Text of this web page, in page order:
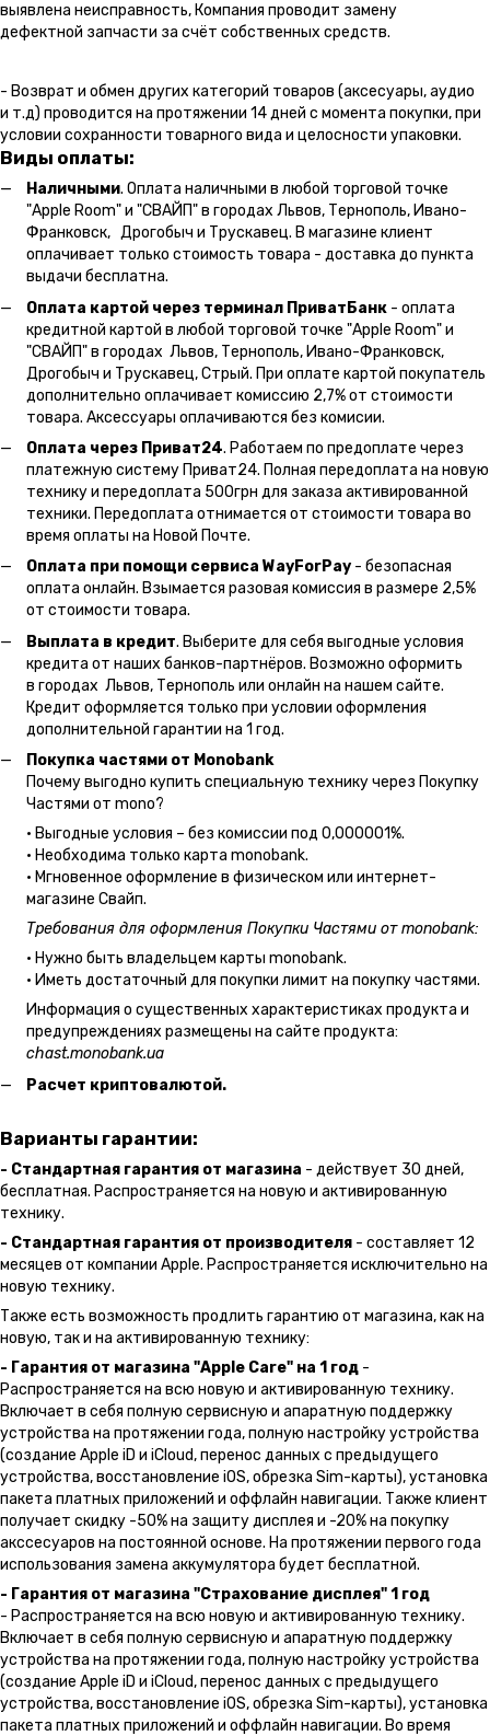
выявлена неисправность, Компания проводит замену
дефектной запчасти за счёт собственных средств.
- Возврат и обмен других категорий товаров (аксесуары, аудио
и т.д) проводится на протяжении 14 дней с момента покупки, при
условии сохранности товарного вида и целосности упаковки.
Виды оплаты:
Наличными. Оплата наличными в любой торговой точке
"Apple Room" и "СВАЙП" в городах Львов, Тернополь, Ивано-
Франковск, Дрогобыч и Трускавец. В магазине клиент
оплачивает только стоимость товара - доставка до пункта
выдачи бесплатна.
Оплата картой через терминал ПриватБанк - оплата
кредитной картой в любой торговой точке "Apple Room" и
"СВАЙП" в городах Львов, Тернополь, Ивано-Франковск,
Дрогобыч и Трускавец, Стрый. При оплате картой покупатель
дополнительно оплачивает комиссию 2,7% от стоимости
товара. Аксессуары оплачиваются без комисии.
Оплата через Приват24. Работаем по предоплате через
платежную систему Приват24. Полная передоплата на новую
технику и передоплата 500грн для заказа активированной
техники. Передоплата отнимается от стоимости товара во
время оплаты на Новой Почте.
Оплата при помощи сервиса WayForPay - безопасная
оплата онлайн. Взымается разовая комиссия в размере 2,5%
от стоимости товара.
Выплата в кредит. Выберите для себя выгодные условия
кредита от наших банков-партнёров. Возможно оформить
в городах Львов, Тернополь или онлайн на нашем сайте.
Кредит оформляется только при условии оформления
дополнительной гарантии на 1 год.
Покупка частями от Monobank
Почему выгодно купить специальную технику через Покупку
Частями от mono?
• Выгодные условия – без комиссии под 0,000001%.
• Необходима только карта monobank.
• Мгновенное оформление в физическом или интернет-
магазине Cвайп.
Требования для оформления Покупки Частями от monobank:
• Нужно быть владельцем карты monobank.
• Иметь достаточный для покупки лимит на покупку частями.
Информация о существенных характеристиках продукта и
предупреждениях размещены на сайте продукта:
chast.monobank.ua
Расчет криптовалютой.
Варианты гарантии:
- Стандартная гарантия от магазина - действует 30 дней,
бесплатная. Распространяется на новую и активированную
технику.
- Стандартная гарантия от производителя - составляет 12
месяцев от компании Apple. Распространяется исключительно на
новую технику.
Также есть возможность продлить гарантию от магазина, как на
новую, так и на активированную технику:
- Гарантия от магазина "Apple Care" на 1 год -
Распространяется на всю новую и активированную технику.
Включает в себя полную сервисную и апаратную поддержку
устройства на протяжении года, полную настройку устройства
(создание Apple iD и iCloud, перенос данных с предыдущего
устройства, восстановление iOS, обрезка Sim-карты), установка
пакета платных приложений и оффлайн навигации. Также клиент
получает скидку -50% на защиту дисплея и -20% на покупку
акссесуаров на постоянной основе. На протяжении первого года
использования замена аккумулятора будет бесплатной.
- Гарантия от магазина "Страхование дисплея" 1 год
- Распространяется на всю новую и активированную технику.
Включает в себя полную сервисную и апаратную поддержку
устройства на протяжении года, полную настройку устройства
(создание Apple iD и iCloud, перенос данных с предыдущего
устройства, восстановление iOS, обрезка Sim-карты), установка
пакета платных приложений и оффлайн навигации. Во время